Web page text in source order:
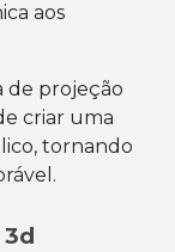
aos
de projeção
criar uma
tornando